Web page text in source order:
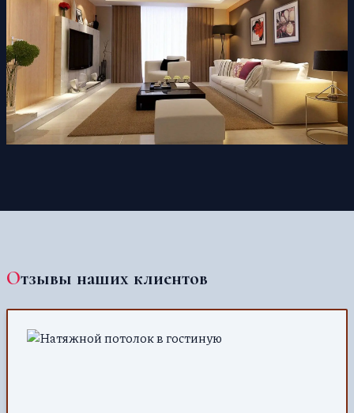
Отзывы наших клиентов